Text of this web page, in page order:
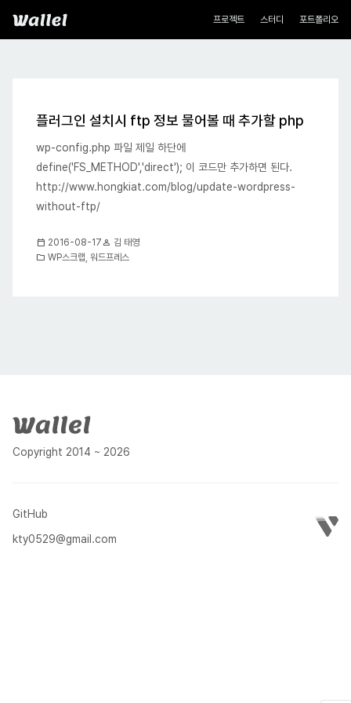
Wallel 네비게이션
프로젝트 스터디 포트폴리오
플러그인 설치시 ftp 정보 물어볼 때 추가할 php
wp-config.php 파일 제일 하단에
define('FS_METHOD','direct'); 이 코드만 추가하면 된다.
http://www.hongkiat.com/blog/update-wordpress-
without-ftp/
calendar_today 2016-08-17
folder WP스크랩 워드프레스
person 김 태영
푸터
Copyright 2014 ~ 2026
GitHub
kty0529@gmail.com